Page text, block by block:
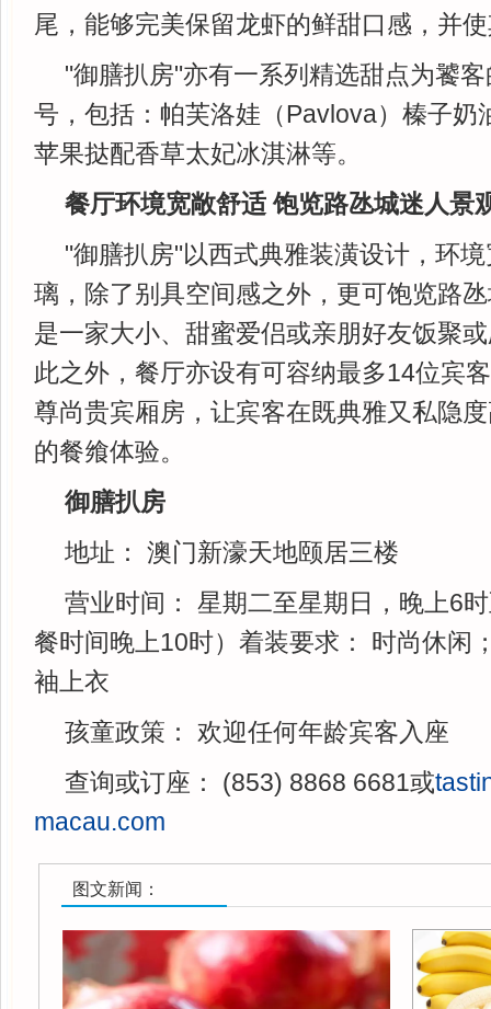
尾，能够完美保留龙虾的鲜甜口感，并
"御膳扒房"亦有一系列精选甜点为饕
号，包括：帕芙洛娃（Pavlova）榛子奶
苹果挞配香草太妃冰淇淋等。
餐厅环境宽敞舒适 饱览路氹城迷人景
"御膳扒房"以西式典雅装潢设计，环
璃，除了别具空间感之外，更可饱览路
是一家大小、甜蜜爱侣或亲朋好友饭聚
此之外，餐厅亦设有可容纳最多14位宾
尊尚贵宾厢房，让宾客在既典雅又私隐
的餐飨体验。
御膳扒房
地址： 澳门新濠天地颐居三楼
营业时间： 星期二至星期日，晚上6
餐时间晚上10时）着装要求： 时尚休闲
袖上衣
孩童政策： 欢迎任何年龄宾客入座
查询或订座： (853) 8868 6681或
macau.com
图文新闻：